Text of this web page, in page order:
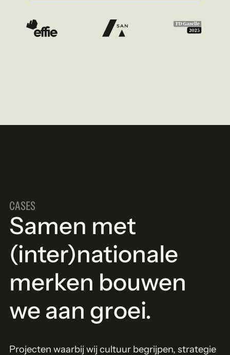
CASES
Samen met
(inter)nationale
merken bouwen
we aan groei.
Projecten waarbij wij cultuur begrijpen, strategie